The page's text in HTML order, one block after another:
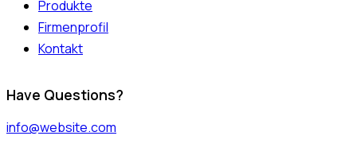
Produkte
Firmenprofil
Kontakt
Have Questions?
info@website.com